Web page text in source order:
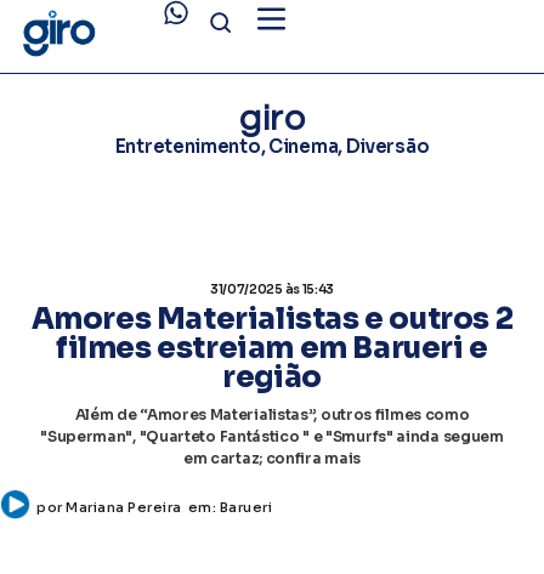
giro
Entretenimento,Cinema, Diversão
31/07/2025 às 15:43
Amores Materialistas e outros 2
filmes estreiam em Barueri e
região
Além de “Amores Materialistas”, outros filmes como
"Superman", "Quarteto Fantástico " e "Smurfs" ainda seguem
em cartaz; confira mais
porMariana Pereira em: Barueri